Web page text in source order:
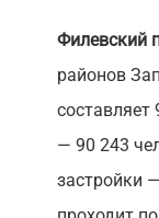
Филевский
районов
составляет
— 90 243
застройки